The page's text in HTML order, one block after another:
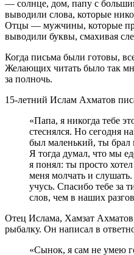
— солнце, дом, папу с
выводили слова, которые
Отцы — мужчины, которые
выводили буквы, смахивая
Когда письма были готовы,
Желающих читать было так
за полночь.
15-летний Ислам Ахматов
«Папа, я никогда тебе
стеснялся. Но сегодня
был маленький, ты брал
Я тогда думал, что мы
я понял: ты просто
меня молчать и
учусь. Спасибо тебе за
слов, чем в наших
Отец Ислама, Хамзат
рыбалку. Он написал в
«Сынок, я сам не умею